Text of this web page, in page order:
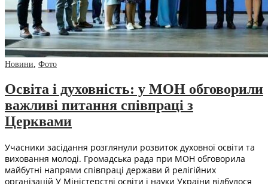
Новини, Фото
Освіта і духовність: у МОН обговорили
важливі питання співпраці з
Церквами
Учасники засідання розглянули розвиток духовної освіти та
виховання молоді. Громадська рада при МОН обговорила
майбутні напрями співпраці держави й релігійних
організацій У Міністерстві освіти і науки України відбулося